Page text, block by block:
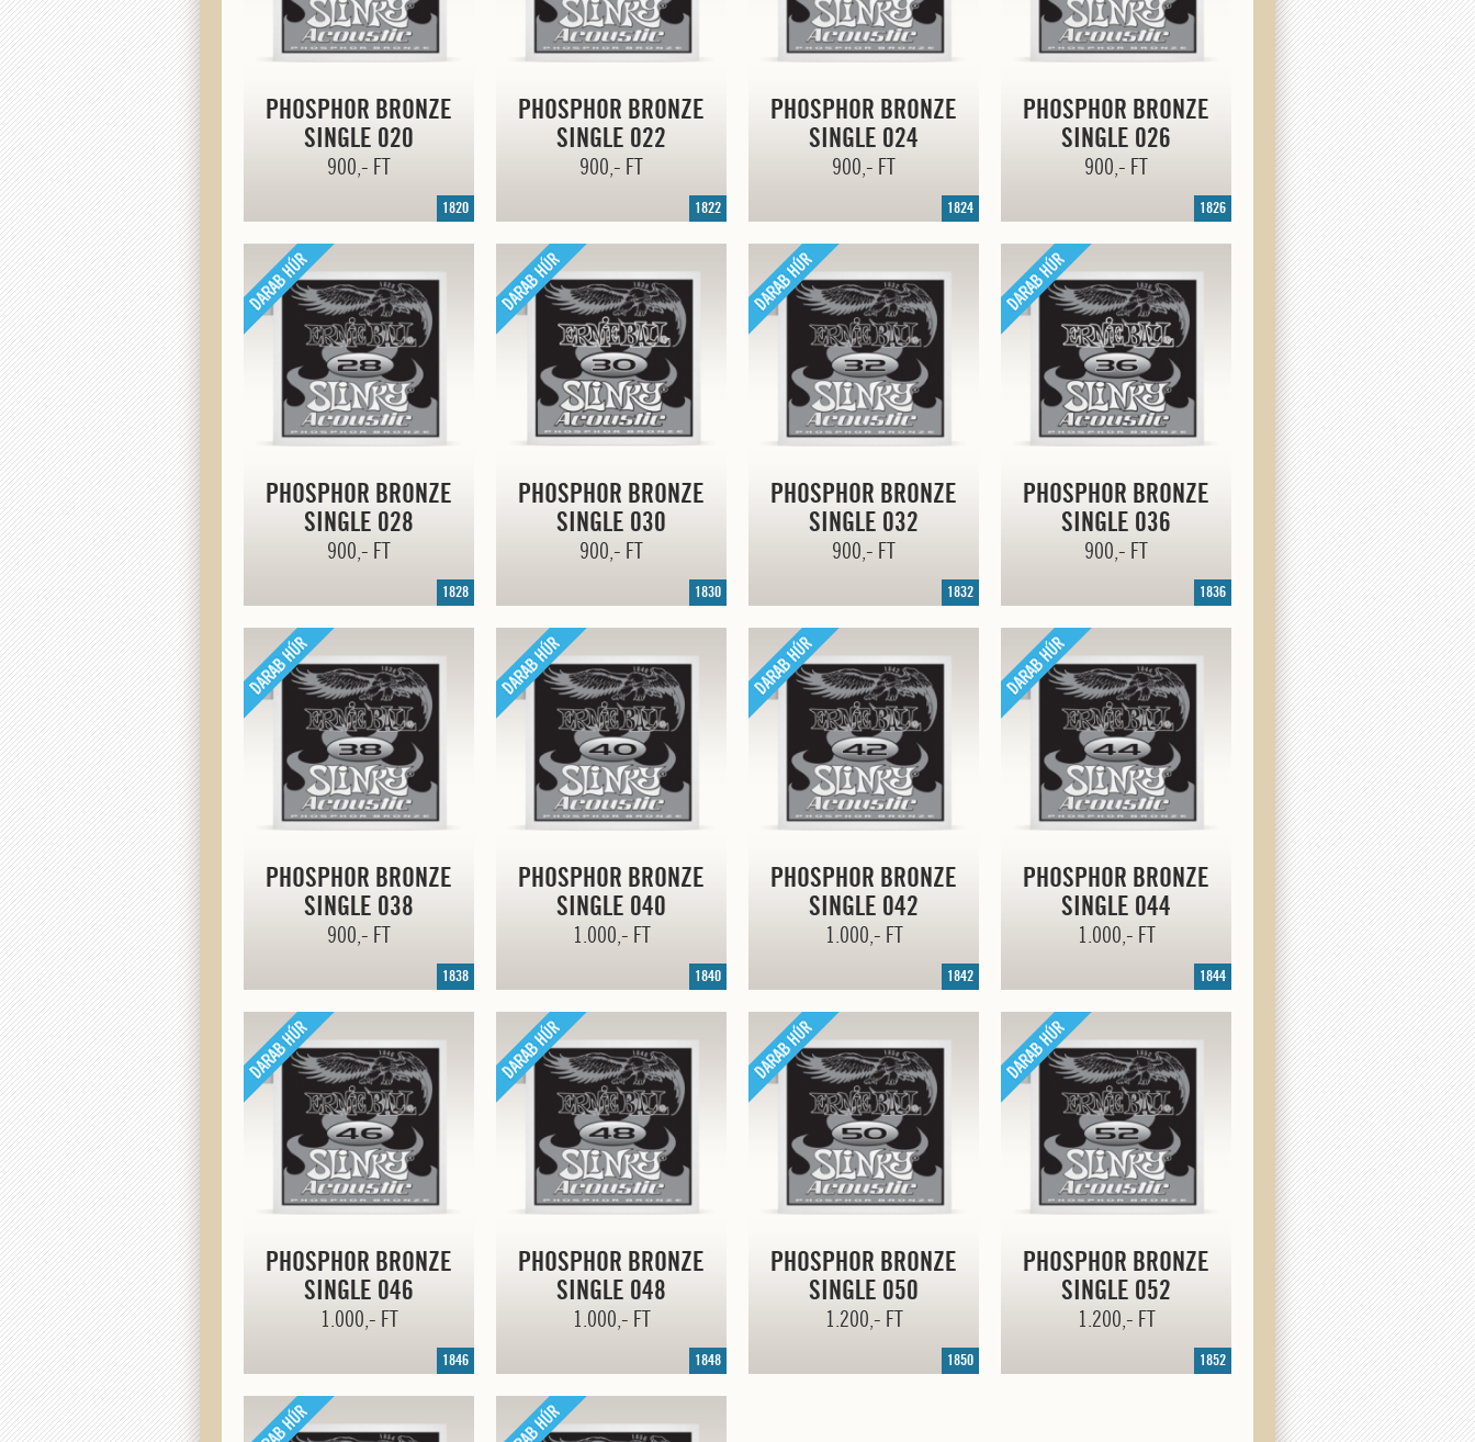
PHOSPHOR BRONZE
SINGLE 020
900,- FT
1820
PHOSPHOR BRONZE
SINGLE 022
900,- FT
1822
PHOSPHOR BRONZE
SINGLE 024
900,- FT
1824
PHOSPHOR BRONZE
SINGLE 026
900,- FT
1826
PHOSPHOR BRONZE
SINGLE 028
900,- FT
1828
PHOSPHOR BRONZE
SINGLE 030
900,- FT
1830
PHOSPHOR BRONZE
SINGLE 032
900,- FT
1832
PHOSPHOR BRONZE
SINGLE 036
900,- FT
1836
PHOSPHOR BRONZE
SINGLE 038
900,- FT
1838
PHOSPHOR BRONZE
SINGLE 040
1.000,- FT
1840
PHOSPHOR BRONZE
SINGLE 042
1.000,- FT
1842
PHOSPHOR BRONZE
SINGLE 044
1.000,- FT
1844
PHOSPHOR BRONZE
SINGLE 046
1.000,- FT
1846
PHOSPHOR BRONZE
SINGLE 048
1.000,- FT
1848
PHOSPHOR BRONZE
SINGLE 050
1.200,- FT
1850
PHOSPHOR BRONZE
SINGLE 052
1.200,- FT
1852